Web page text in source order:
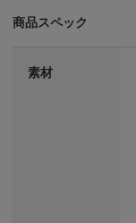
商品スペック
素材